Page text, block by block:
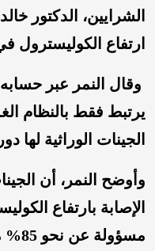
الشرايين، الدكتور
ارتفاع الكوليسترول
يرتبط فقط بالنظام
الجينات الوراثية لها
وأوضح النمر، أن
الإصابة بارتفاع
مسؤولة عن نحو 85% من الحالات المصابة بالمرض.